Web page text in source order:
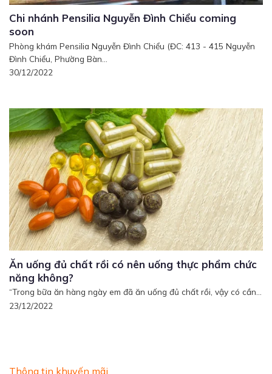
Thông tin khuyến mãi
Chi nhánh Pensilia Nguyễn Đình Chiểu coming
soon
Phòng khám Pensilia Nguyễn Đình Chiểu (ĐC: 413 - 415 Nguyễn
Đình Chiểu, Phường Bàn...
30/12/2022
Ăn uống đủ chất rồi có nên uống thực phẩm chức
năng không?
“Trong bữa ăn hàng ngày em đã ăn uống đủ chất rồi, vậy có cần...
23/12/2022